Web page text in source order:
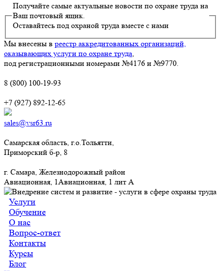
Получайте самые актуальные новости по охране труда на
Ваш почтовый ящик.
Оставайтесь под охраной труда вместе с нами
Мы внесены в реестр аккредитованных организаций,
оказывающих услуги по охране труда,
под регистрационными номерами №4176 и №9770.
8 (800) 100-19-93
+7 (927) 892-12-65
sales@vsr63.ru
Самарская область, г.о.Тольятти,
Приморский б-р, 8
г. Самара, Железнодорожный район
Авиационная, 1Авиационная, 1 лит А
Услуги
Обучение
О нас
Вопрос-ответ
Контакты
Курсы
Блог